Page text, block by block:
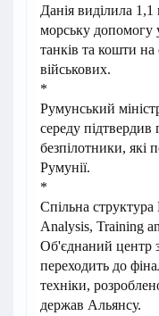
Данія виділила
морську допомогу
танків та кошти на
військових.
*
Румунський
середу підтвердив
безпілотники, які
Румунії.
*
Спільна
Analysis, Training
Об'єднаний центр з
переходить до
техніки,
держав Альянсу.